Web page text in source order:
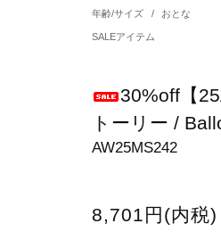
年齢/サイズ / おとな
SALEアイテム
30%off【
トーリー /
AW25MS242
8,701円(内税)